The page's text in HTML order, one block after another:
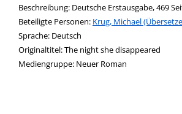
Beschreibung: Deutsche Erstausgabe, 469
Beteiligte Personen: Suche nach dieser
Krug, Michael
Sprache: Deutsch
Originaltitel:The night she disappeared
Mediengruppe: Neuer Roman